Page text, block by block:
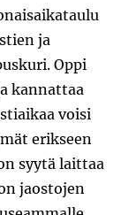
ja
Oppi
kannattaa
voisi
erikseen
syytä laittaa
jaostojen